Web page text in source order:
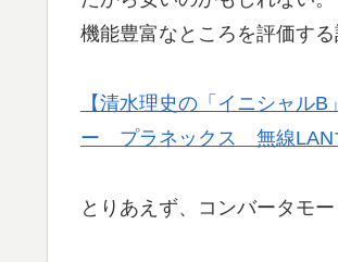
機能豊富なところを評価す
【清水理史の「イニシャル
ー プラネックス 無線LAN
とりあえず、コンバータモ